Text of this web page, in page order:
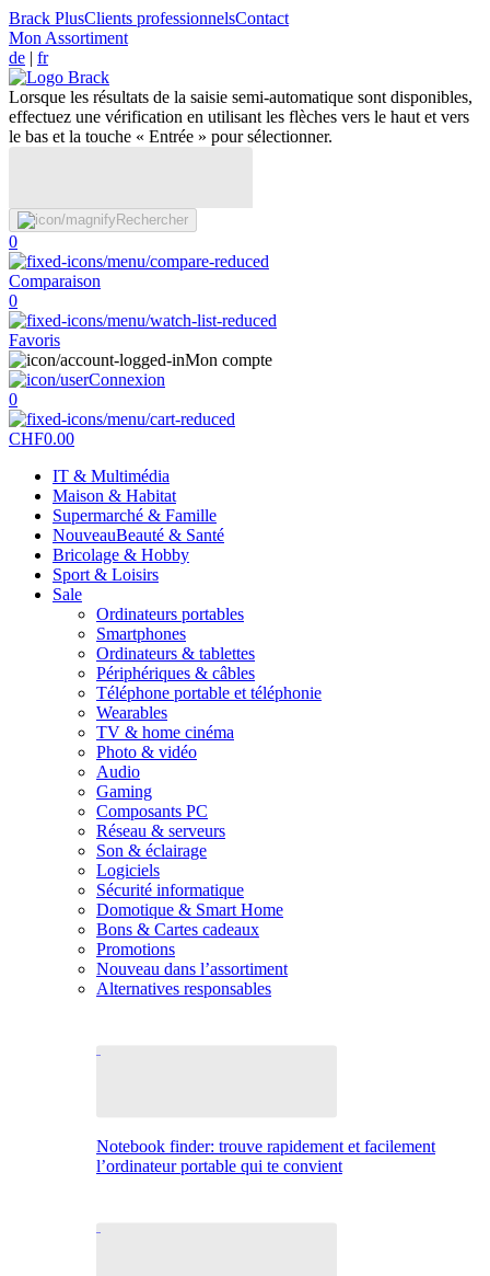
Brack PlusClients professionnelsContact
Mon Assortiment
de | fr
Lorsque les résultats de la saisie semi-automatique sont disponibles,
effectuez une vérification en utilisant les flèches vers le haut et vers
le bas et la touche « Entrée » pour sélectionner.
Rechercher
0
Comparaison
0
Favoris
Mon compte
Connexion
0
CHF0.00
IT & Multimédia
Maison & Habitat
Supermarché & Famille
NouveauBeauté & Santé
Bricolage & Hobby
Sport & Loisirs
Sale
Ordinateurs portables
Smartphones
Ordinateurs & tablettes
Périphériques & câbles
Téléphone portable et téléphonie
Wearables
TV & home cinéma
Photo & vidéo
Audio
Gaming
Composants PC
Réseau & serveurs
Son & éclairage
Logiciels
Sécurité informatique
Domotique & Smart Home
Bons & Cartes cadeaux
Promotions
Nouveau dans l’assortiment
Alternatives responsables
Notebook finder: trouve rapidement et facilement
l’ordinateur portable qui te convient